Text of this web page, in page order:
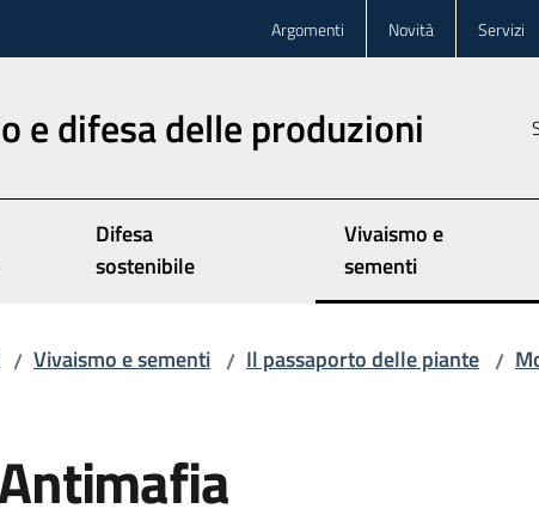
Argomenti Novità Servizi
e difesa delle produzioni
Difesa
sostenibile
Vivaismo e
sementi
/ Vivaismo e sementi / Il passaporto delle piante /